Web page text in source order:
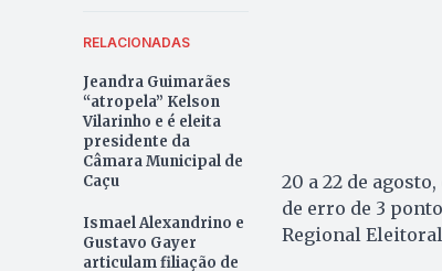
RELACIONADAS
Jeandra Guimarães
“atropela” Kelson
Vilarinho e é eleita
presidente da
Câmara Municipal de
Caçu
Ismael Alexandrino e
Gustavo Gayer
articulam filiação de
20 a 22 de
de erro de 3
Regional